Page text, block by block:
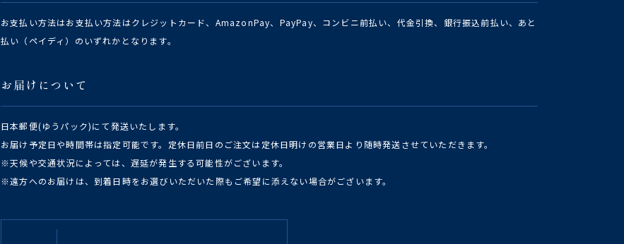
お支払い方法はお支払い方法はクレジットカード、AmazonPay、PayPay、コンビニ前払い、代金引換、銀行振込前払い、あと
払い（ペイディ）のいずれかとなります。
お届けについて
日本郵便(ゆうパック)にて発送いたします。
お届け予定日や時間帯は指定可能です。定休日前日のご注文は定休日明けの営業日より随時発送させていただきます。
※天候や交通状況によっては、遅延が発生する可能性がございます。
※遠方へのお届けは、到着日時をお選びいただいた際もご希望に添えない場合がございます。